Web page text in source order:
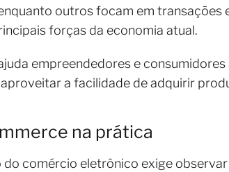
outros focam em transações
forças da economia atual.
empreendedores e
a facilidade de adquirir
na prática
comércio eletrônico exige